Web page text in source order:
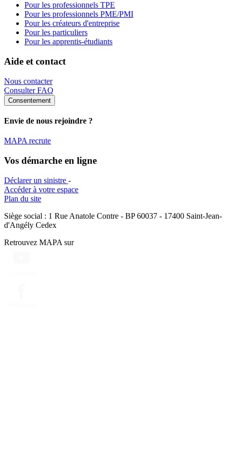
Pour les professionnels TPE
Pour les professionnels PME/PMI
Pour les créateurs d'entreprise
Pour les particuliers
Pour les apprentis-étudiants
Aide et contact
Nous contacter
Consulter FAQ
Consentement
Envie de nous rejoindre ?
MAPA recrute
Vos démarche en ligne
Déclarer un sinistre -
Accéder à votre espace
Plan du site
Siège social : 1 Rue Anatole Contre - BP 60037 - 17400 Saint-Jean-
d'Angély Cedex
Retrouvez MAPA sur